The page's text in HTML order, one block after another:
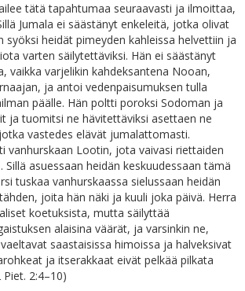
tätä tapahtumaa seuraavasti ja ilmoittaa,
Jumala ei säästänyt enkeleitä, jotka olivat
syöksi heidät pimeyden kahleissa helvettiin ja
varten säilytettäviksi. Hän ei säästänyt
vaikka varjelikin kahdeksantena Nooan,
ja antoi vedenpaisumuksen tulla
päälle. Hän poltti poroksi Sodoman ja
ja tuomitsi ne hävitettäviksi asettaen ne
vastedes elävät jumalattomasti.
vanhurskaan Lootin, jota vaivasi riettaiden
Sillä asuessaan heidän keskuudessaan tämä
tuskaa vanhurskaassa sielussaan heidän
joita hän näki ja kuuli joka päivä. Herra
koetuksista, mutta säilyttää
alaisina väärät, ja varsinkin ne,
saastaisissa himoissa ja halveksivat
ja itserakkaat eivät pelkää pilkata
2:4–10)